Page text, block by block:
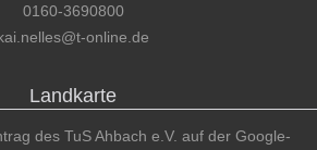
0160-3690800
online.de
Landkarte
des TuS Ahbach e.V. auf der Google-